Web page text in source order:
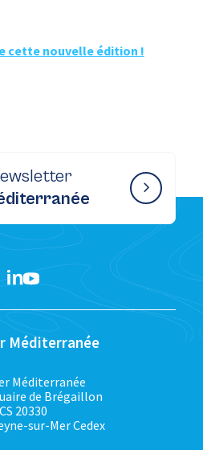
cette nouvelle édition !
Méditerranée
Méditerranée
de Brégaillon
CS 20330
sur-Mer Cedex